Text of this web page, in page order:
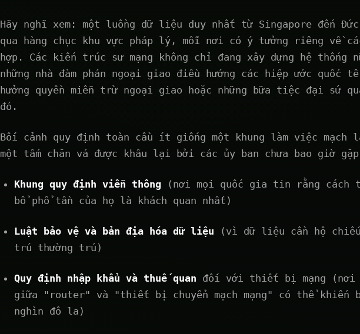
Hãy nghĩ xem: một luồng dữ liệu duy nhất từ Singapore đến
qua hàng chục khu vực pháp lý, mỗi nơi có ý tưởng riêng về
hợp. Các kiến trúc sư mạng không chỉ đang xây dựng hệ thống
những nhà đàm phán ngoại giao điều hướng các hiệp ước quốc tế
hưởng quyền miễn trừ ngoại giao hoặc những bữa tiệc đại sứ
đó.
Bối cảnh quy định toàn cầu ít giống một khung làm việc mạch
một tấm chăn vá được khâu lại bởi các ủy ban chưa bao giờ gặp
Khung quy định viễn thông (nơi mọi quốc gia tin rằng cách
bổ phổ tần của họ là khách quan nhất)
Luật bảo vệ và bản địa hóa dữ liệu (vì dữ liệu cần hộ
trú thường trú)
Quy định nhập khẩu và thuế quan đối với thiết bị mạng (nơi
giữa "router" và "thiết bị chuyển mạch mạng" có thể khiến
nghìn đô la)